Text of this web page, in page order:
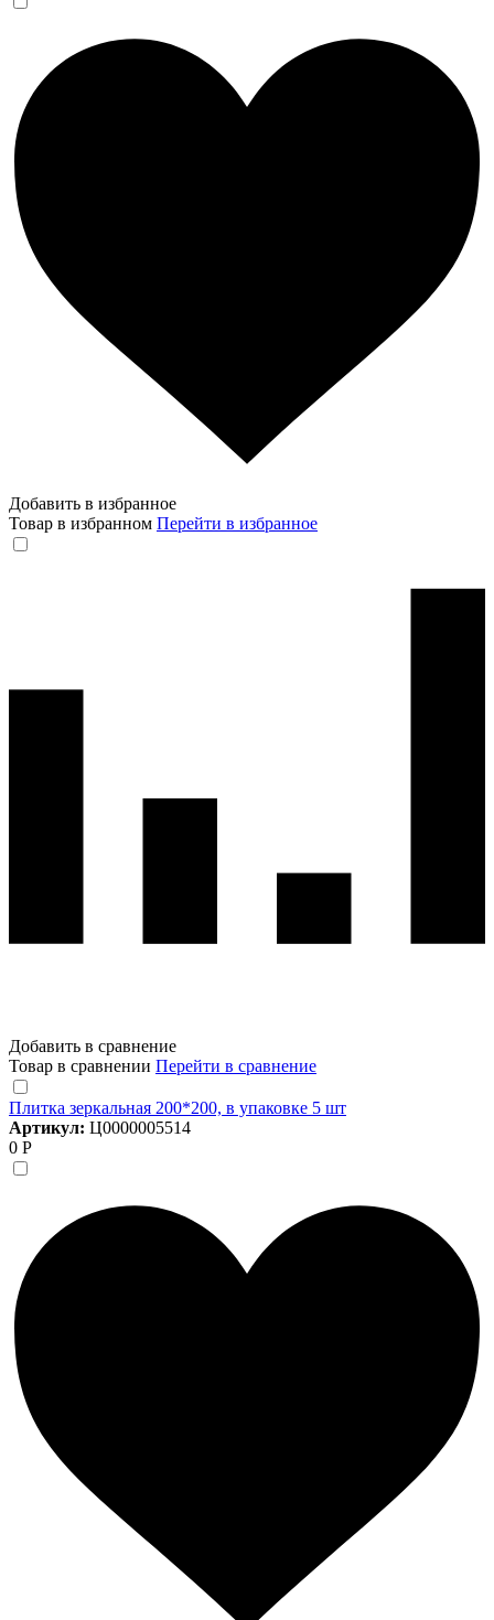
Добавить в избранное
Товар в избранном Перейти в избранное
Добавить в сравнение
Товар в сравнении Перейти в сравнение
Плитка зеркальная 200*200, в упаковке 5 шт
Артикул: Ц0000005514
0 Р